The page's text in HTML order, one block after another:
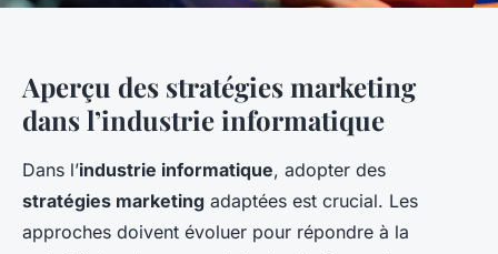
Aperçu des stratégies marketing
dans l’industrie informatique
Dans l’industrie informatique, adopter des
stratégies marketing adaptées est crucial. Les
approches doivent évoluer pour répondre à la